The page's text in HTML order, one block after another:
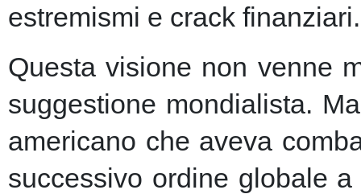
estremismi e crack finanziari.
Questa visione non venne
suggestione mondialista.
americano che aveva
successivo ordine globale